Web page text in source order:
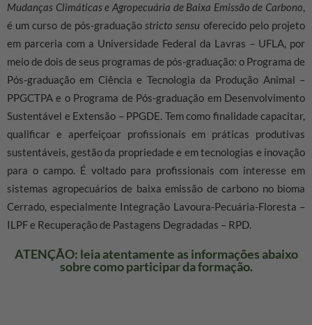
Mudanças Climáticas e Agropecuária de Baixa Emissão de Carbono,
é um curso de pós-graduaçãostricto sensu oferecido pelo projeto
em parceria com a Universidade Federal da Lavras – UFLA, por
meio de dois de seus programas de pós-graduação: o Programa de
Pós-graduação em Ciência e Tecnologia da Produção Animal –
PPGCTPA e o Programa de Pós-graduação em Desenvolvimento
Sustentável e Extensão – PPGDE. Tem como finalidade capacitar,
qualificar e aperfeiçoar profissionais em práticas produtivas
sustentáveis, gestão da propriedade e em tecnologias e inovação
para o campo. É voltado para profissionais com interesse em
sistemas agropecuários de baixa emissão de carbono no bioma
Cerrado, especialmente Integração Lavoura-Pecuária-Floresta –
ILPF e Recuperação de Pastagens Degradadas – RPD.
ATENÇÃO: leia atentamente as informações abaixo
sobre como participar da formação.